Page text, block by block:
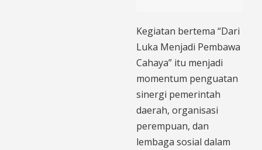
Kegiatan bertema “Dari
Luka Menjadi Pembawa
Cahaya” itu menjadi
momentum penguatan
sinergi pemerintah
daerah, organisasi
perempuan, dan
lembaga sosial dalam